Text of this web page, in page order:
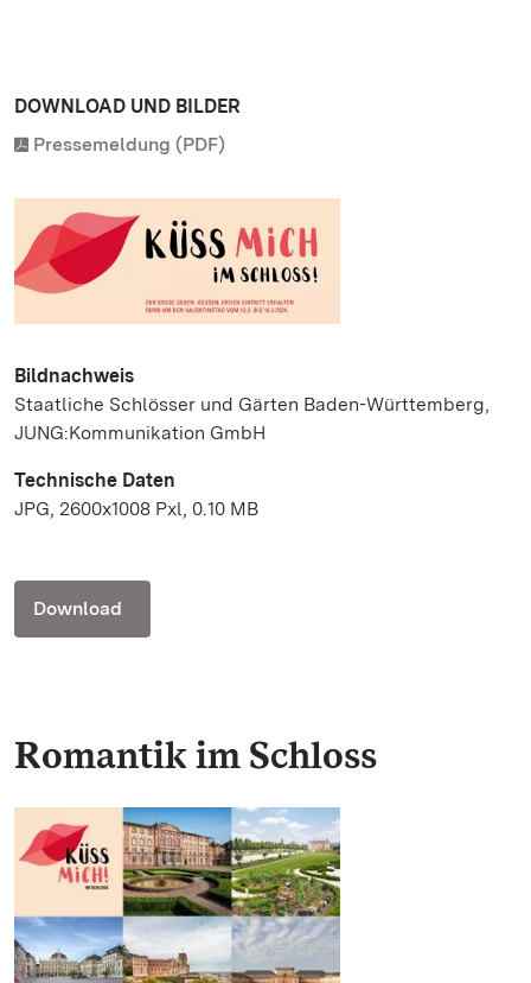
DOWNLOAD UND BILDER
Pressemeldung (PDF)
Bildnachweis
Staatliche Schlösser und Gärten Baden-Württemberg,
JUNG:Kommunikation GmbH
Technische Daten
JPG, 2600x1008 Pxl, 0.10 MB
Download
Romantik im Schloss